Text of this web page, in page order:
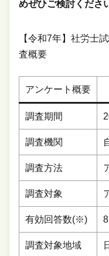
めぜひご検討くださ
【令和7年】社労士
査概要
アンケート概要
調査期間
調査機関
調査方法
調査対象
有効回答数(※)
調査対象地域